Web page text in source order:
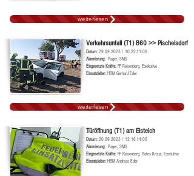
weiterlesen
Verkehrsunfall (T1) B60 >> Pischelsdorf
Datum: 29.09.2023 / 10:22-11:00
Alarmierung: Pager, SMS
Eingesetzte Kräfte: FF Reisenberg, Exekutive
Einsatzleiter: HBM Gerhard Eder
weiterlesen
Türöffnung (T1) am Eisteich
Datum: 20.09.2023 / 12:16-14:00
Alarmierung: Pager, SMS
Eingesetzte Kräfte: FF Reisenberg, Rotes Kreuz, Exekutive
Einsatzleiter: HBM Andreas Eder